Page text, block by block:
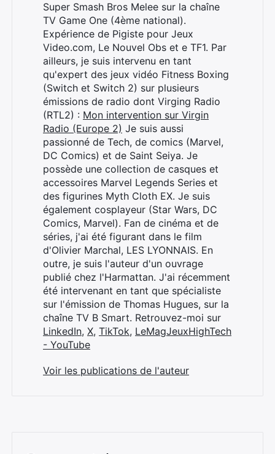
Super Smash Bros Melee sur la chaîne
TV Game One (4ème national).
Expérience de Pigiste pour Jeux
Video.com, Le Nouvel Obs et e TF1. Par
ailleurs, je suis intervenu en tant
qu'expert des jeux vidéo Fitness Boxing
(Switch et Switch 2) sur plusieurs
émissions de radio dont Virging Radio
(RTL2) : Mon intervention sur Virgin
Radio (Europe 2) Je suis aussi
passionné de Tech, de comics (Marvel,
DC Comics) et de Saint Seiya. Je
possède une collection de casques et
accessoires Marvel Legends Series et
des figurines Myth Cloth EX. Je suis
également cosplayeur (Star Wars, DC
Comics, Marvel). Fan de cinéma et de
séries, j'ai été figurant dans le film
d'Olivier Marchal, LES LYONNAIS. En
outre, je suis l'auteur d'un ouvrage
publié chez l'Harmattan. J'ai récemment
été intervenant en tant que spécialiste
sur l'émission de Thomas Hugues, sur la
chaîne TV B Smart. Retrouvez-moi sur
LinkedIn, X, TikTok, LeMagJeuxHighTech
- YouTube
Voir les publications de l'auteur